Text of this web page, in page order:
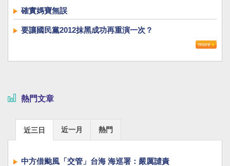
確實媽寶無誤
要讓國民黨2012抹黑成功再重演一次？
熱門文章
近三日 近一月 熱門
中方借颱風「交管」台海 海巡署：嚴厲譴責